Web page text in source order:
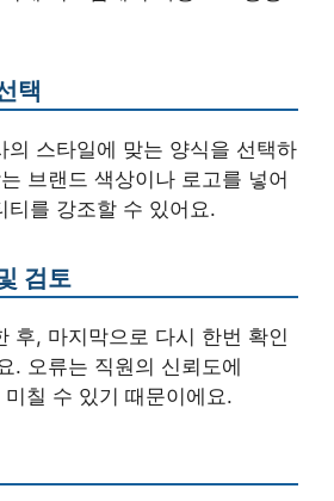
택
의 스타일에 맞는 양식을 선택하
브랜드 색상이나 로고를 넣어
티를 강조할 수 있어요.
검토
후, 마지막으로 다시 한번 확인
. 오류는 직원의 신뢰도에
칠 수 있기 때문이에요.